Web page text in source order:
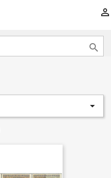


